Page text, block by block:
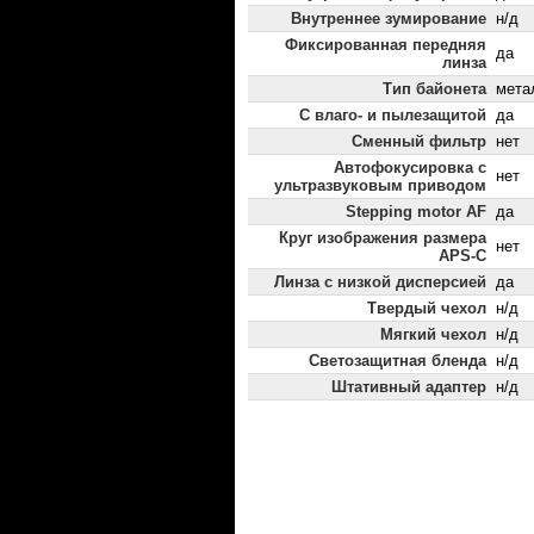
Внутреннее зумирование н/д
Фиксированная передняя
линза
да
Тип байонета
С влаго- и пылезащитой да
Сменный фильтр нет
Автофокусировка с
ультразвуковым приводом
нет
Stepping motor AF да
Круг изображения размера
APS-C
нет
Линза с низкой дисперсией да
Твердый чехол н/д
Мягкий чехол н/д
Светозащитная бленда н/д
Штативный адаптер н/д